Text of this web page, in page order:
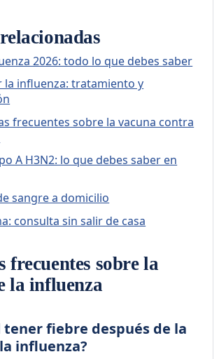
2026: todo lo que debes saber
la influenza: tratamiento y
frecuentes sobre la vacuna contra
A H3N2: lo que debes saber en
sangre a domicilio
consulta sin salir de casa
frecuentes sobre la
la influenza
tener fiebre después de la
influenza?